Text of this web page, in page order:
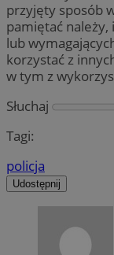
przyjęty sposób
pamiętać należy,
lub
korzystać z
w tym z
Słuchaj
Tagi:
policja
Udostępnij